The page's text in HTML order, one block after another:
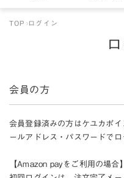
TOP ログイン
会員の方
会員登録済みの方はケユカポ
ールアドレス・パスワードでロ
【Amazon payをご利用の場合】